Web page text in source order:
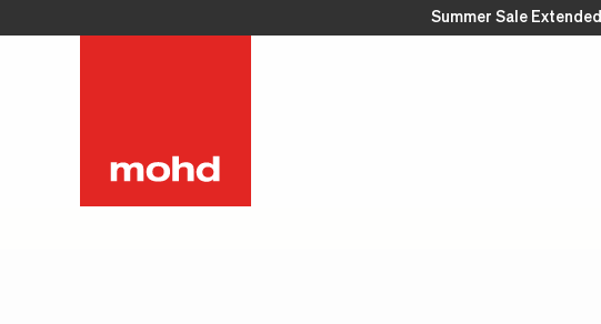
Summer Sale Extended